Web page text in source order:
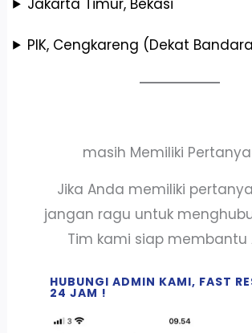
PIK, Cengkareng (Dekat
masih Memiliki
Jika Anda memiliki
jangan ragu untuk
Tim kami siap membantu
HUBUNGI ADMIN KAMI, FAST
24 JAM !